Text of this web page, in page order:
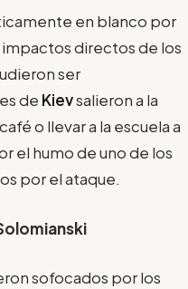
en blanco por
directos de los
ser
de Kievsalieron a la
o llevar a la escuela a
el humo de uno de los
por el ataque.
sofocados por los